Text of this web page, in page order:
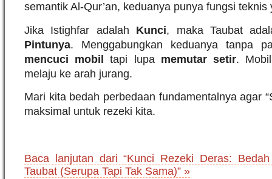
semantik Al-Qur’an, keduanya punya fungsi
Jika Istighfar adalah Kunci, maka Taubat
Pintunya. Menggabungkan keduanya tanpa
mencuci mobil tapi lupa memutar setir.
melaju ke arah jurang.
Mari kita bedah perbedaan fundamentalnya agar
maksimal untuk rezeki kita.
Baca lanjutan dari “Kunci Rezeki Deras:
Taubat (Serupa Tapi Tak Sama)” »